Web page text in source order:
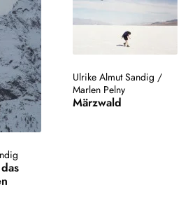
Ulrike Almut Sandig /
Marlen Pelny
Märzwald